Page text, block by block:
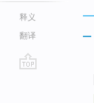
释义
翻译